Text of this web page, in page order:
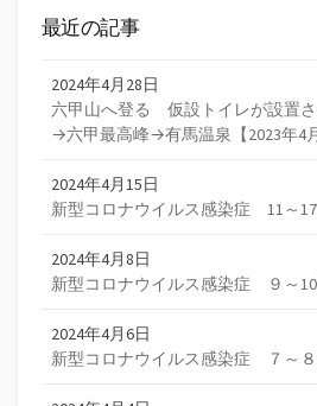
最近の記事
2024年4月28日
六甲山へ登る 仮設トイレが設置
→六甲最高峰→有馬温泉【2023年4月
2024年4月15日
新型コロナウイルス感染症 11～17
2024年4月8日
新型コロナウイルス感染症 ９～10
2024年4月6日
新型コロナウイルス感染症 ７～８